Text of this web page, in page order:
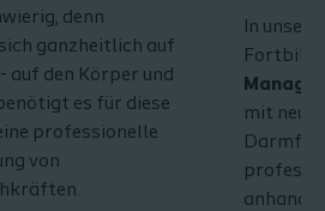
denn
ganzheitlich auf
auf den Körper und
es für diese
professionelle
von
In
mit
anhand